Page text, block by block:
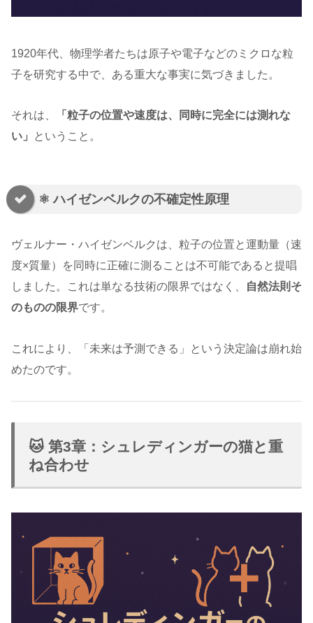
1920年代、物理学者たちは原子や電子などのミクロな粒
子を研究する中で、ある重大な事実に気づきました。
それは、
「粒子の位置や速度は、同時に完全には測れな
い」
ということ。
⚛️ ハイゼンベルクの不確定性原理
ヴェルナー・ハイゼンベルクは、粒子の位置と運動量（速
度×質量）を同時に正確に測ることは不可能であると提唱
しました。これは単なる技術の限界ではなく、
自然法則そ
のものの限界です。
これにより、「未来は予測できる」という決定論は崩れ始
めたのです。
🐱 第3章：シュレディンガーの猫と重
ね合わせ